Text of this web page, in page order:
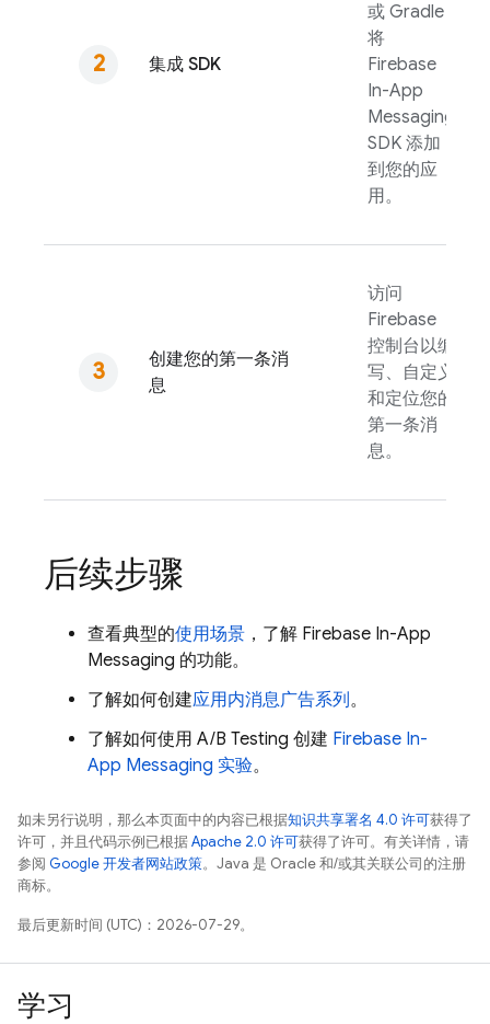
集成 SDK
或 Gradle
将
Firebase
In-App
Messaging
SDK 添加
到您的应
用。
创建您的第一条消
息
访问
Firebase
控制台以编
写、自定义
和定位您的
第一条消
息。
后续步骤
查看典型的使用场景 ，了解 Firebase In-App
Messaging 的功能。
了解如何创建应用内消息广告系列。
了解如何使用 A/B Testing 创建 Firebase In-
App Messaging 实验。
如未另行说明，那么本页面中的内容已根据知识共享署名 4.0 许可获得了
许可，并且代码示例已根据Apache 2.0 许可获得了许可。有关详情，请
参阅 Google 开发者网站政策。Java 是 Oracle 和/或其关联公司的注册
商标。
最后更新时间 (UTC)：2026-07-29。
学习